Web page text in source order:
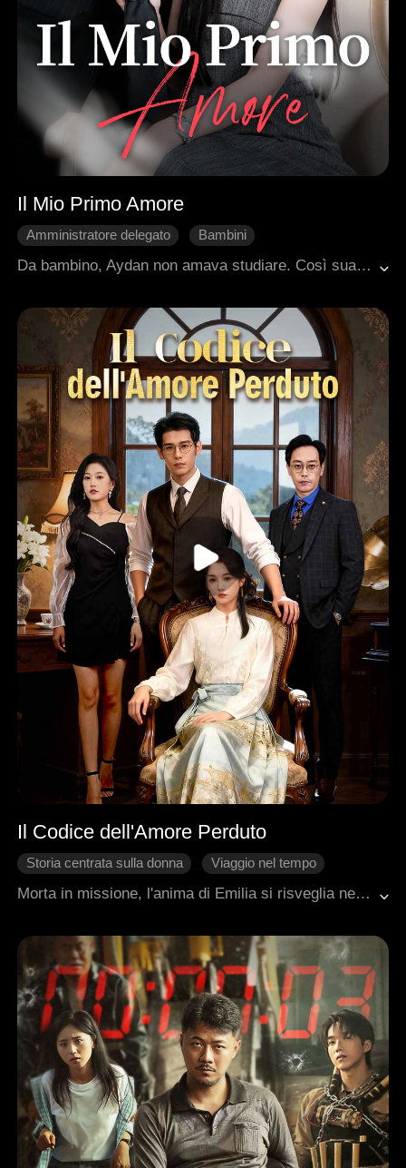
Il Mio Primo Amore
Amministratore delegato
Bambini
Nemici-amanti
Da bambino, Aydan non amava studiare. Così sua madre assunse Grace come piccola tata, sperando che lo aiutasse a crescere con disciplina.Col tempo, Aydan notò tutte le qualità ammirabili di Grace e, in segreto, giurò a se stesso che un giorno l'avrebbe sposata. Anni dopo, Aydan diventa un uomo di successo, imprenditore brillante e l'uomo più ricco del mondo.La sua prima mossa? Tornare nel villaggio della sua infanzia e chiedere in sposa Grace, l'unica donna che abbia mai amato davvero.
Il Codice dell'Amore Perduto
Storia centrata sulla donna
Viaggio nel tempo
Morta in missione, l'anima di Emilia si risveglia nel corpo della ventiduenne figliastra dei Wallace. Il suo bambino di otto anni è ora un vecchio di ottanta, con due pronipoti problemmatici: il maggiore, un CEO ingenuo raggirato da una cacciatrice di dote; il minore, una canaglia senza ambizioni ossessionata dalla palestra. Dopo aver riordinato il caos familiare, Emilia partecipa a una sfida di decifrazione e scopre l'autore del codice: il marito dato per morto, scomparso da tempo. A ottant'anni di distanza, tre generazioni si riuniscono finalmente in un amaro-dolce ricongiungimento.